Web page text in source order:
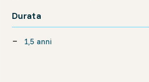
Durata
1,5 anni